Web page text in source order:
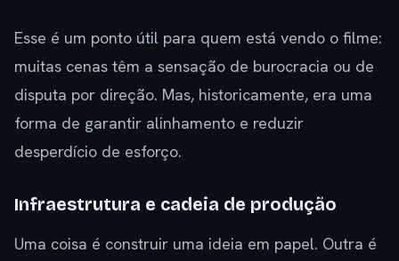
Esse é um ponto útil para quem está vendo o filme:
muitas cenas têm a sensação de burocracia ou de
disputa por direção. Mas, historicamente, era uma
forma de garantir alinhamento e reduzir
desperdício de esforço.
Infraestrutura e cadeia de produção
Uma coisa é construir uma ideia em papel. Outra é